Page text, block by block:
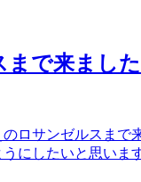
まで来ました
ロサンゼルスまで
にしたいと思います